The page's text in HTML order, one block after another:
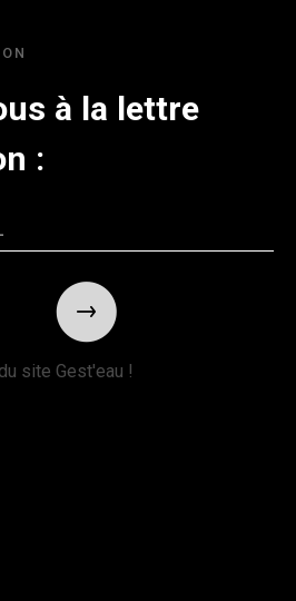
à la lettre
:
site Gest'eau !